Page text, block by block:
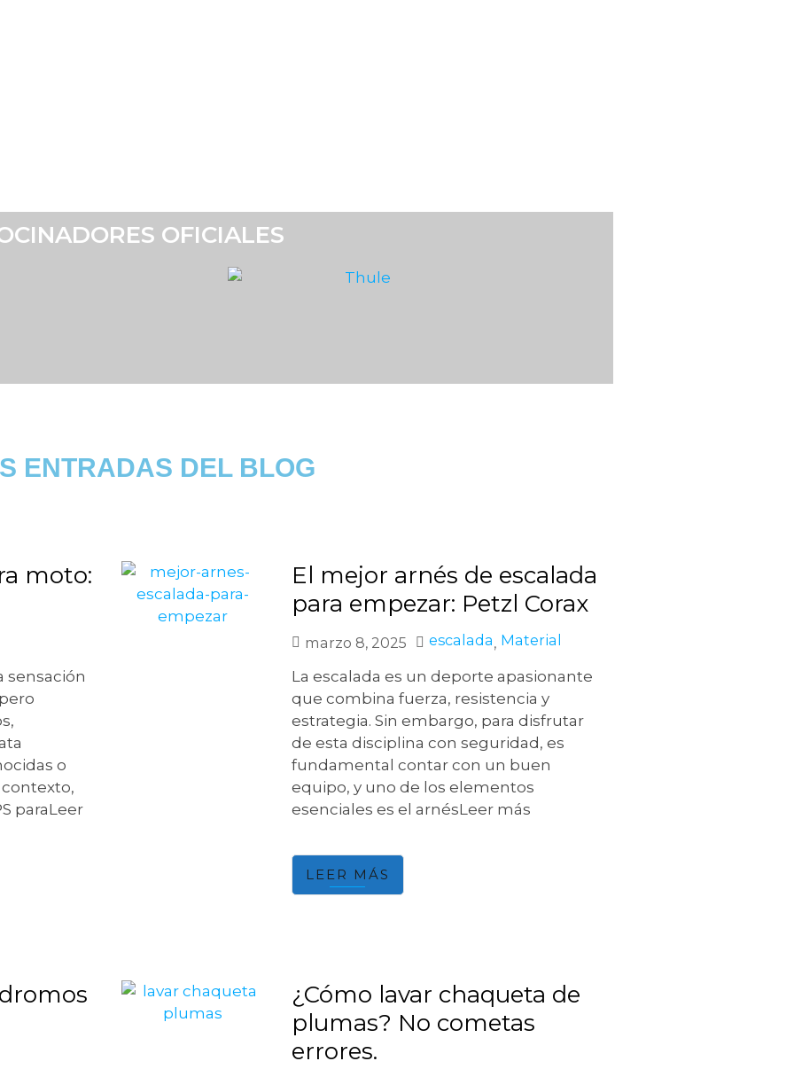
OFICIALES
ENTRADAS DEL BLOG
moto:
sensación
o
contexto,
paraLeer
El mejor arnés de escalada
para empezar: Petzl Corax
marzo 8, 2025 escalada, Material
La escalada es un deporte apasionante
que combina fuerza, resistencia y
estrategia. Sin embargo, para disfrutar
de esta disciplina con seguridad, es
fundamental contar con un buen
equipo, y uno de los elementos
esenciales es el arnésLeer más
LEER MÁS
¿Cómo lavar chaqueta de
plumas? No cometas
errores.